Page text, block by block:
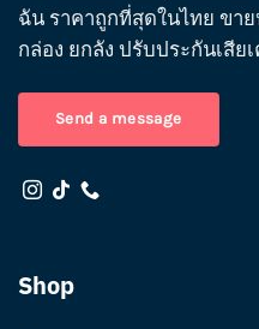
ฉัน ราคาถูกที่สุดในไทย ขา
กล่อง ยกลัง ปรับประกันเสีย
Send a message
Shop